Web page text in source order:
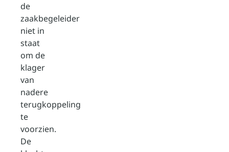
de
zaakbegeleider
niet in
staat
om de
klager
van
nadere
terugkoppeling
te
voorzien.
De